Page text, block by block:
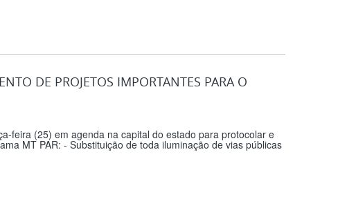
DE PROJETOS IMPORTANTES PARA O
feira (25) em agenda na capital do estado para protocolar e
MT PAR: - Substituição de toda iluminação de vias públicas